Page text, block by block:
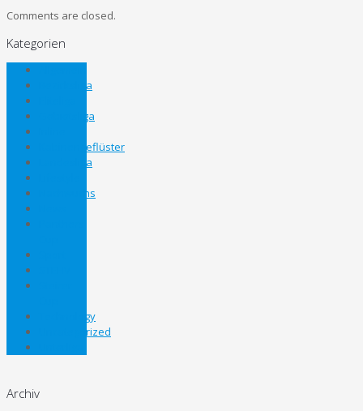
Comments are closed.
Kategorien
Bezirksliga
Gebietsliga
Kabinengeflüster
Landesliga
Nachwuchs
Technology
Uncategorized
Archiv